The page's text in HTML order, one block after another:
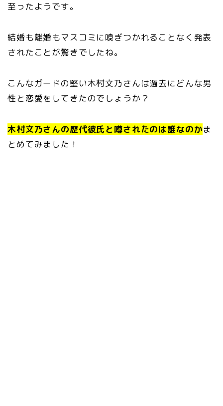
至ったようです。
結婚も離婚もマスコミに嗅ぎつかれることなく発表
されたことが驚きでしたね。
こんなガードの堅い木村文乃さんは過去にどんな男
性と恋愛をしてきたのでしょうか？
木村文乃さんの歴代彼氏と噂されたのは誰なのかま
とめてみました！